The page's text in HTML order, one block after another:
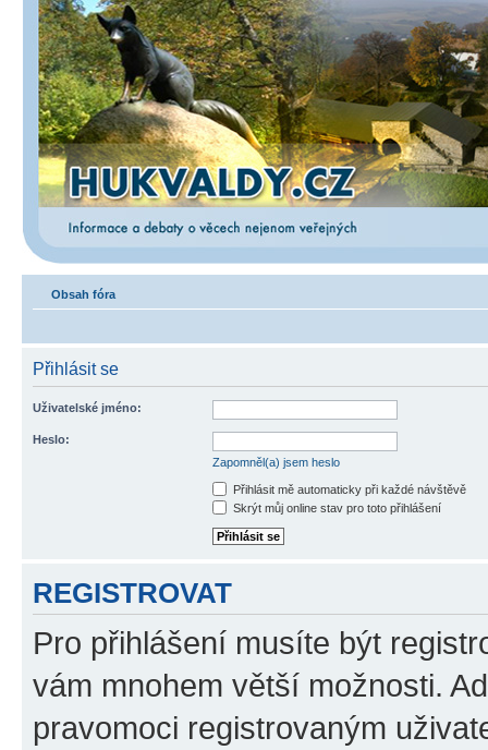
Obsah fóra
Přihlásit se
Uživatelské jméno:
Heslo:
Zapomněl(a) jsem heslo
Přihlásit mě automaticky při každé návštěvě
Skrýt můj online stav pro toto přihlášení
REGISTROVAT
Pro přihlášení musíte být
vám mnohem větší možnosti.
pravomoci registrovaným